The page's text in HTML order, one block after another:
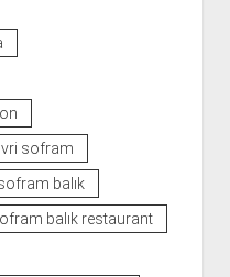
sofram
balık
balık restaurant